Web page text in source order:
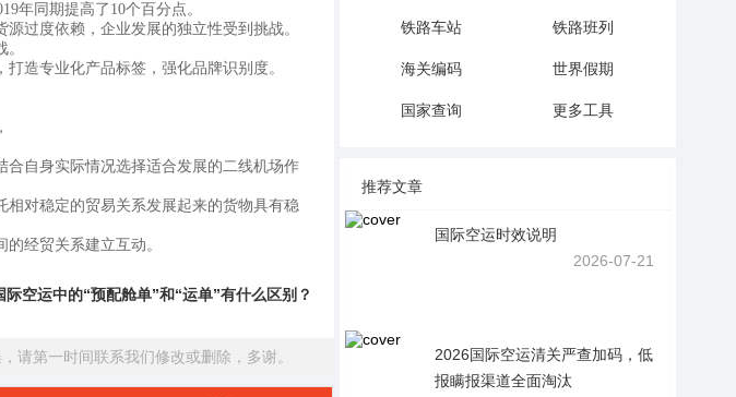
年同期提高了10个百分点。
过度依赖，企业发展的独立性受到挑战。
造专业化产品标签，强化品牌识别度。
自身实际情况选择适合发展的二线机场作
对稳定的贸易关系发展起来的货物具有稳
经贸关系建立互动。
际空运中的“预配舱单”和“运单”有什么区别？
请第一时间联系我们修改或删除，多谢。
铁路车站 铁路班列
海关编码 世界假期
国家查询 更多工具
推荐文章
国际空运时效说明
2026-07-21
2026国际空运清关严查加码，低
报瞒报渠道全面淘汰